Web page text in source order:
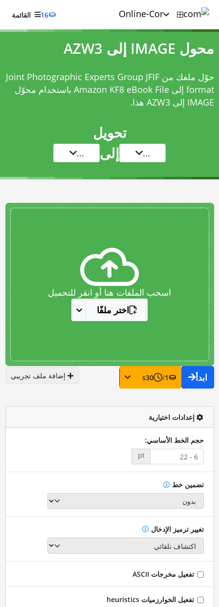
16 القائمة
محول IMAGE إلى AZW3
حوّل ملفك من Joint Photographic Experts Group JFIF
format إلى Amazon KF8 eBook File باستخدام
محوّل
IMAGE إلى AZW3
هذا.
تحويل
... إلى ...
اسحب الملفات هنا أو انقر للتحميل
اختر ملفًا
ابدأ 1
/
30
s إضافة ملف تجريبي
إعدادات اختيارية
حجم الخط الأساسي:
pt
تضمين خط
تغيير ترميز الإدخال
تفعيل مخرجات ASCII
تفعيل الخوارزميات heuristics